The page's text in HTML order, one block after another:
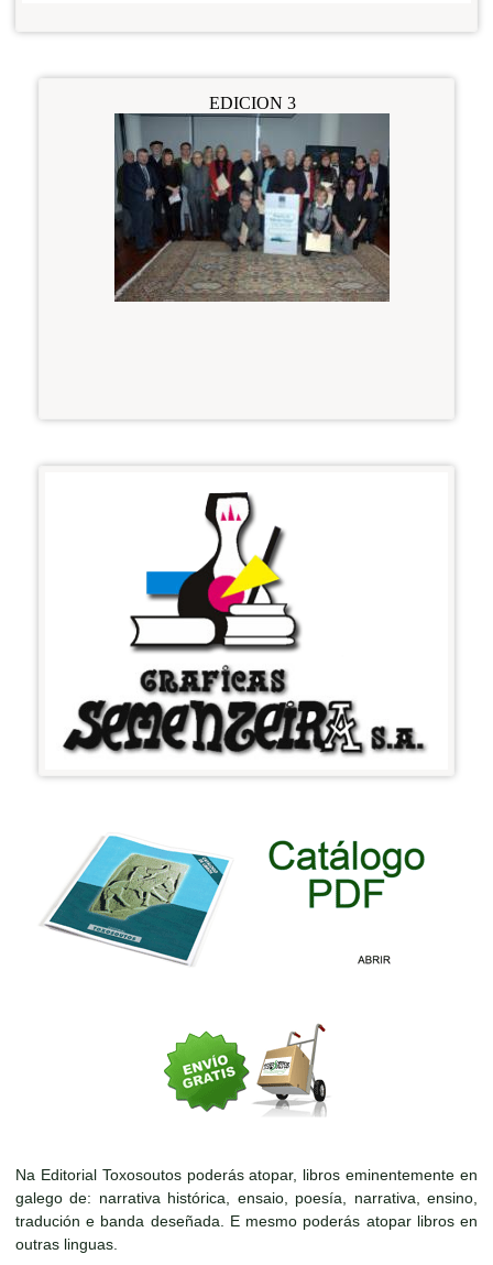
Na Editorial Toxosoutos poderás atopar, libros eminentemente en
galego de: narrativa histórica, ensaio, poesía, narrativa, ensino,
tradución e banda deseñada. E mesmo poderás atopar libros en
outras linguas.